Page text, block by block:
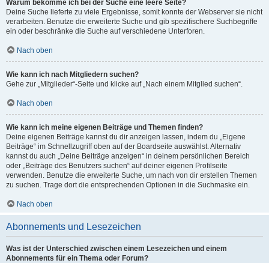
Warum bekomme ich bei der Suche eine leere Seite?
Deine Suche lieferte zu viele Ergebnisse, somit konnte der Webserver sie nicht
verarbeiten. Benutze die erweiterte Suche und gib spezifischere Suchbegriffe
ein oder beschränke die Suche auf verschiedene Unterforen.
Nach oben
Wie kann ich nach Mitgliedern suchen?
Gehe zur „Mitglieder“-Seite und klicke auf „Nach einem Mitglied suchen“.
Nach oben
Wie kann ich meine eigenen Beiträge und Themen finden?
Deine eigenen Beiträge kannst du dir anzeigen lassen, indem du „Eigene
Beiträge“ im Schnellzugriff oben auf der Boardseite auswählst. Alternativ
kannst du auch „Deine Beiträge anzeigen“ in deinem persönlichen Bereich
oder „Beiträge des Benutzers suchen“ auf deiner eigenen Profilseite
verwenden. Benutze die erweiterte Suche, um nach von dir erstellen Themen
zu suchen. Trage dort die entsprechenden Optionen in die Suchmaske ein.
Nach oben
Abonnements und Lesezeichen
Was ist der Unterschied zwischen einem Lesezeichen und einem
Abonnements für ein Thema oder Forum?